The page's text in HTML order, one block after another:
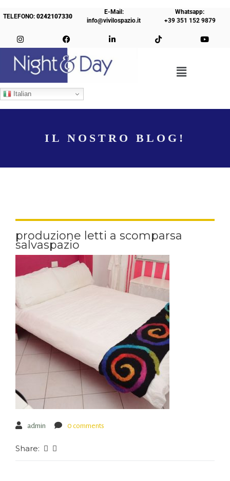
TELEFONO:0242107330
E-Mail:
info@vivilospazio.it
Whatsapp:
+39 351 152 9879
Italian
IL NOSTRO BLOG!
produzione letti a scomparsa
salvaspazio
admin 0 comments
Share: